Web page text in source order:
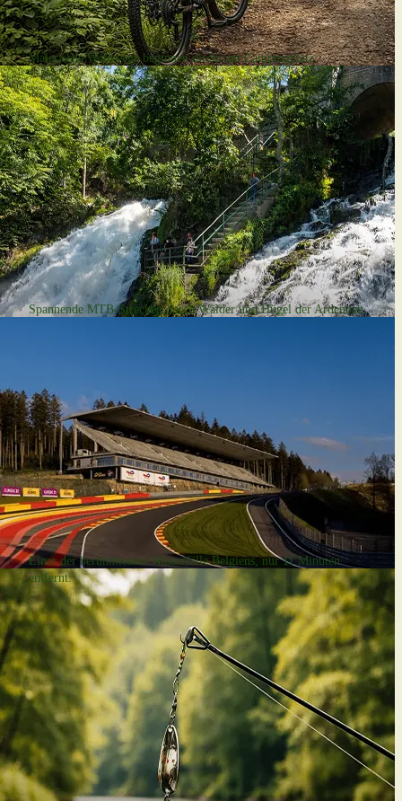
Wandern
Malerische Waldwege beginnen direkt am Campingplatz.
Mountainbiken
Spannende MTB-Strecken durch Wälder und Hügel der Ardennen.
Wasserfall von Coo
Einer der berühmtesten Wasserfälle Belgiens, nur 11 Minuten
entfernt.
Motorsport